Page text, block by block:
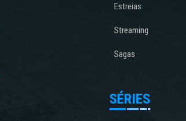
Estreias
Streaming
Sagas
SÉRIES